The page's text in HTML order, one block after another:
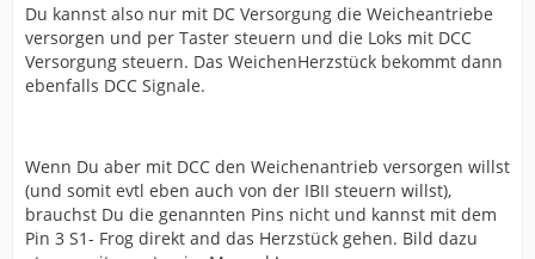
Du kannst also nur mit DC Versorgung die Weicheantriebe
versorgen und per Taster steuern und die Loks mit DCC
Versorgung steuern. Das WeichenHerzstück bekommt dann
ebenfalls DCC Signale.
Wenn Du aber mit DCC den Weichenantrieb versorgen willst
(und somit evtl eben auch von der IBII steuern willst),
brauchst Du die genannten Pins nicht und kannst mit dem
Pin 3 S1- Frog direkt and das Herzstück gehen. Bild dazu